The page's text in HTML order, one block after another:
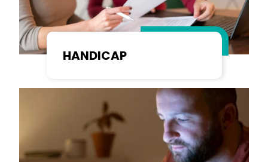
HANDICAP